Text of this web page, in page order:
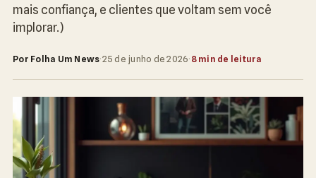
mais confiança, e clientes que voltam sem você
implorar.)
Por Folha Um News·25 de junho de 2026· 8 min de leitura